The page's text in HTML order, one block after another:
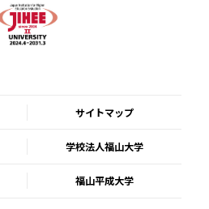
サイトマップ
学校法人福山大学
福山平成大学